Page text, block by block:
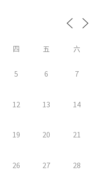
四 五 六
5 6 7
12 13 14
19 20 21
26 27 28